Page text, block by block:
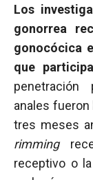
Los
gonorrea
gonocócica
que
penetración
anales
tres meses
rimming
receptivo o